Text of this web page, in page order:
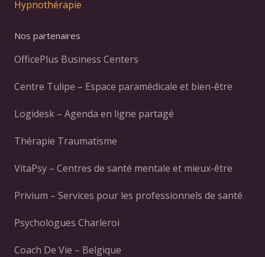
Hypnothérapie
Nos partenaires
OfficePlus Business Centers
Centre Tulipe – Espace paramédicale et bien-être
Logidesk – Agenda en ligne partagé
Thérapie Traumatisme
VitaPsy – Centres de santé mentale et mieux-être
Privium – Services pour les professionnels de santé
Psychologues Charleroi
Coach De Vie – Belgique